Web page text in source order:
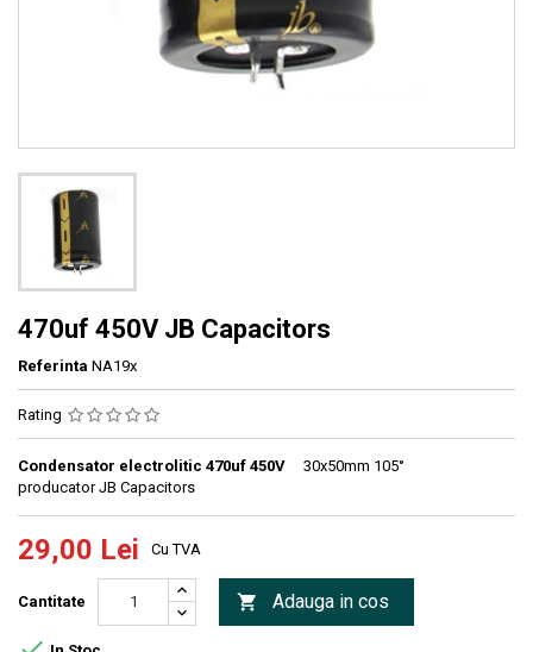
470uf 450V JB Capacitors
Referinta NA19x
Rating
Condensator electrolitic 470uf 450V 30x50mm 105°
producator JB Capacitors
29,00 Lei Cu TVA
Cantitate  Adauga in cos